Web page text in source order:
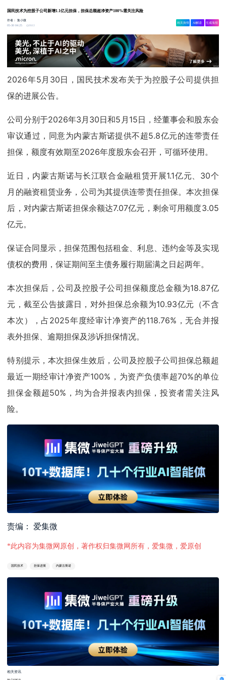
国民技术为控股子公司新增1.1亿元担保，担保总额超净资产100%需关注风险
作者：集小微
05-30 04:25
8663
相关舆情 AI解读 生成海报
2026年5月30日，国民技术发布关于为控股子公司提供担
保的进展公告。
公司分别于2026年3月30日和5月15日，经董事会和股东会
审议通过，同意为内蒙古斯诺提供不超5.8亿元的连带责任
担保，额度有效期至2026年度股东会召开，可循环使用。
近日，内蒙古斯诺与长江联合金融租赁开展1.1亿元、30个
月的融资租赁业务，公司为其提供连带责任担保。本次担保
后，对内蒙古斯诺担保余额达7.07亿元，剩余可用额度3.05
亿元。
保证合同显示，担保范围包括租金、利息、违约金等及实现
债权的费用，保证期间至主债务履行期届满之日起两年。
本次担保后，公司及控股子公司担保额度总金额为18.87亿
元，截至公告披露日，对外担保总余额为10.93亿元（不含
本次），占2025年度经审计净资产的118.76%，无合并报
表外担保、逾期担保及涉诉担保情况。
特别提示，本次担保生效后，公司及控股子公司担保总额超
最近一期经审计净资产100%，为资产负债率超70%的单位
担保金额超50%，均为合并报表内担保，投资者需关注风
险。
责编： 爱集微
*此内容为集微网原创，著作权归集微网所有，爱集微，爱原创
国民技术 担保进展 内蒙古斯诺
相关资讯